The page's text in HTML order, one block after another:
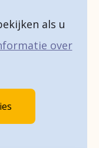
als u
over